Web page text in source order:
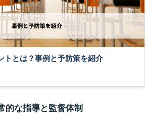
トとは？事例と予防策を紹介
的な指導と監督体制